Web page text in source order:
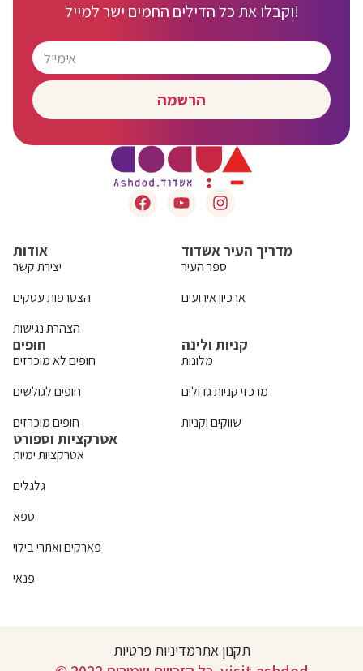
וקבלו את כל הדילים החמים ישר למייל!
הרשמה
אודות
יצירת קשר
הצטרפות עסקים
הצהרת נגישות
מדריך העיר אשדוד
ספר העיר
ארכיון אירועים
חופים
חופים לא מוכרזים
חופים לגולשים
חופים מוכרזים
קניות ולינה
מלונות
מרכזי קניות גדולים
שווקים וקניות
אטרקציות וספורט
אטרקציות ימיות
גלגלים
ספא
פארקים ואתרי בילוי
פנאי
מדיניות פרטיותתקנון אתר